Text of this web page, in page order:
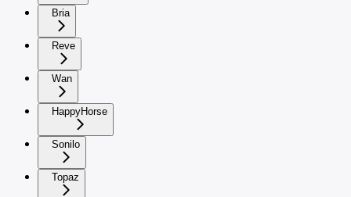
Bria
Reve
Wan
HappyHorse
Sonilo
Topaz